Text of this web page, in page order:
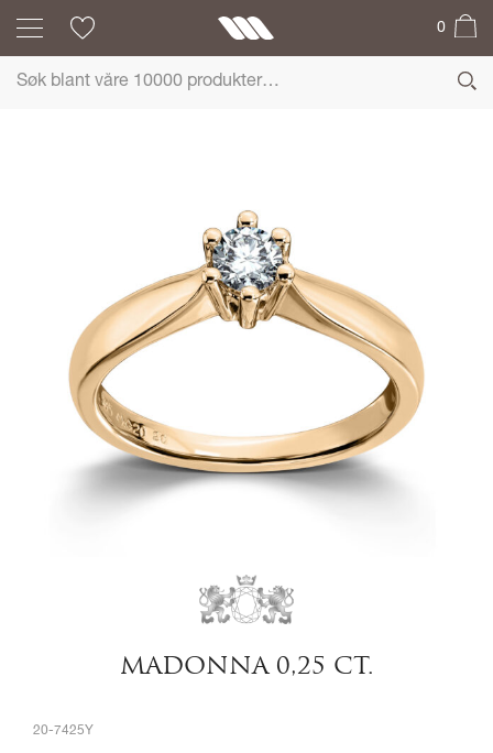
0
MADONNA 0,25 CT.
20-7425Y
MADONNA